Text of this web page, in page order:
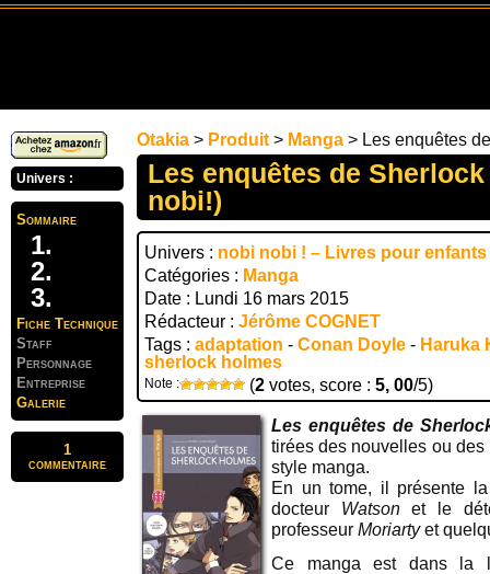
Univers :
Sommaire
Fiche Technique
Staff
Personnage
Entreprise
Galerie
1
commentaire
Otakia > Produit > Manga > Les enquêtes
Les enquêtes de
nobi!)
Univers : nobi nobi ! – Livres pour
Catégories : Manga
Date : Lundi 16 mars 2015
Rédacteur : Jérôme COGNET
Tags : adaptation - Conan Doyle - Haruka
sherlock holmes
Note : (2 votes, score : 5, 00/5)
Les enquêtes de
tirées des nouvelles ou
style manga.
En un tome, il présente
docteur Watsonet le
professeur Moriartyet
Ce manga est dans la